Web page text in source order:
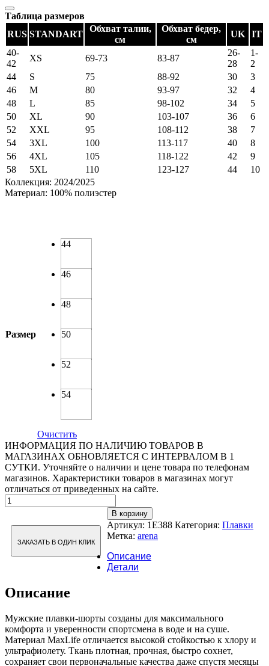
Таблица размеров
RUS STANDART
Обхват талии,
см
Обхват бедер,
см
UK
IT
40-
42
XS 69-73 83-87
26-
28
1-
2
44
S 75 88-92 30
3
46
M 80 93-97 32
4
48
L 85 98-102 34
5
50
XL 90 103-107 36
6
52
XXL 95 108-112 38
7
54
3XL 100 113-117 40
8
56
4XL 105 118-122 42
9
58
5XL 110 123-127 44
10
Коллекция: 2024/2025
Материал: 100% полиэстер
Размер
44
46
48
50
52
54
Очистить
ИНФОРМАЦИЯ ПО НАЛИЧИЮ ТОВАРОВ В
МАГАЗИНАХ ОБНОВЛЯЕТСЯ С ИНТЕРВАЛОМ В 1
СУТКИ. Уточняйте о наличии и цене товара по телефонам
магазинов. Характеристики товаров в магазинах могут
отличаться от приведенных на сайте.
Количество
товара
Arena
SPEED
В корзину
ЗАКАЗАТЬ В ОДИН КЛИК
Артикул: 1E388 Категория: Плавки
Метка: arena
Описание
Детали
Описание
Мужские плавки-шорты созданы для максимального
комфорта и уверенности спортсмена в воде и на суше.
Материал MaxLife отличается высокой стойкостью к хлору и
ультрафиолету. Ткань плотная, прочная, быстро сохнет,
сохраняет свои первоначальные качества даже спустя месяцы